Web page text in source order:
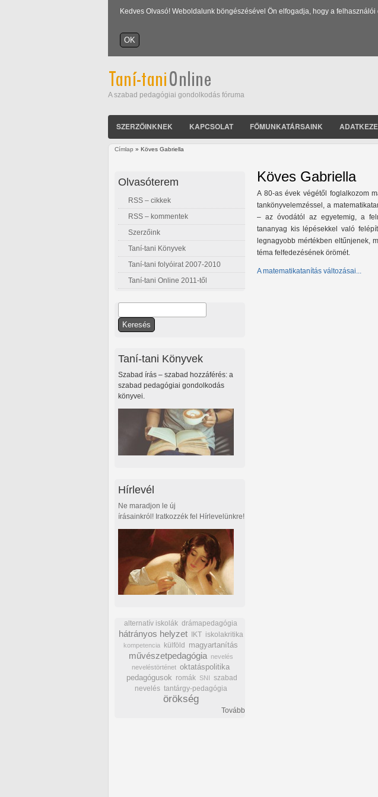
Kedves Olvasó! Weboldalunk böngészésével Ön elfogadja, hogy a
A szabad pedagógiai gondolkodás fóruma
SZERZŐINKNEK KAPCSOLAT FŐMUNKATÁRSAINK
Címlap » Köves Gabriella
Köves Gabriella
A 80-as évek végétől foglalkozom
tankönyvelemzéssel, a
– az óvodától az egyetemig, a
tananyag kis lépésekkel való
legnagyobb mértékben eltűnjenek,
téma felfedezésének örömét.
A matematikatanítás változásai...
Olvasóterem
RSS – cikkek
RSS – kommentek
Szerzőink
Taní-tani Könyvek
Taní-tani folyóirat 2007-2010
Taní-tani Online 2011-től
Keresés űrlap
Taní-tani Könyvek
Szabad írás – szabad hozzáférés: a
szabad pedagógiai gondolkodás
könyvei.
Hírlevél
Ne maradjon le új
írásainkról! Iratkozzék fel Hírlevelünkre!
alternatív iskolák drámapedagógia
hátrányos helyzet IKT iskolakritika
kompetencia külföld magyartanítás
művészetpedagógia
nevelés
neveléstörténet oktatáspolitika
pedagógusok romák SNI szabad
nevelés tantárgy-pedagógia
örökség
Tovább